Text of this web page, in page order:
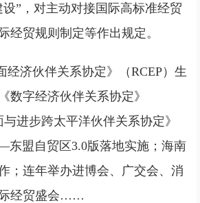
”，对主动对接国际高标准经贸
经贸规则制定等作出规定。
经济伙伴关系协定》（RCEP）生
数字经济伙伴关系协定》
与进步跨太平洋伙伴关系协定》
—东盟自贸区3.0版落地实施；海南
；连年举办进博会、广交会、消
经贸盛会……